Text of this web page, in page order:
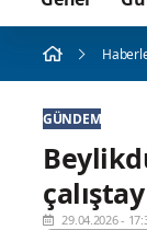
GÜNDEM
29.04.2026 -